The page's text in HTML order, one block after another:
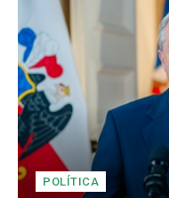
POLÍTICA